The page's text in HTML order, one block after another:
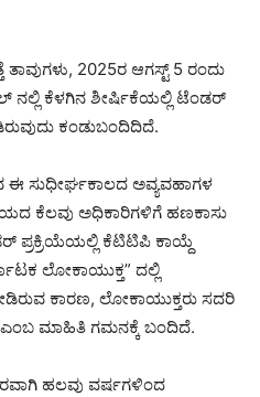
2025ರ ಆಗಸ್ಟ್ 5 ರಂದು
ನಲ್ಲಿ ಕೆಳಗಿನ ಶೀರ್ಷಿಕೆಯಲ್ಲಿ ಟೆಂಡರ್
ಕಂಡುಬಂದಿದಿದೆ.
ಈ ಸುಧೀರ್ಘಕಾಲದ ಅವ್ಯವಹಾಗಳ
ಕೆಲವು ಅಧಿಕಾರಿಗಳಿಗೆ ಹಣಕಾಸು
ಪ್ರಕ್ರಿಯೆಯಲ್ಲಿ ಕೆಟಿಟಿಪಿ ಕಾಯ್ದೆ
ಲೋಕಾಯುಕ್ತ” ದಲ್ಲಿ
ಕಾರಣ, ಲೋಕಾಯುಕ್ತರು ಸದರಿ
ಮಾಹಿತಿ ಗಮನಕ್ಕೆ ಬಂದಿದೆ.
ಹಲವು ವರ್ಷಗಳಿಂದ